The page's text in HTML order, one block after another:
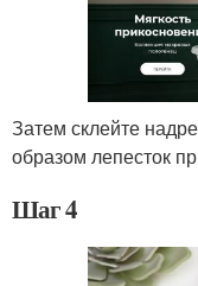
Затем склейте
образом лепесток
Шаг 4